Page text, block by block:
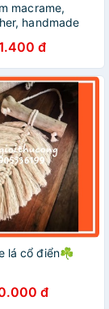
macrame,
handmade
đ
lá cổ điển☘️
đ